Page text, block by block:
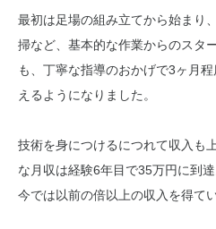
最初は足場の組み立てから始まり
掃など、基本的な作業からのスタ
も、丁寧な指導のおかげで3ヶ月
えるようになりました。
技術を身につけるにつれて収入も
な月収は経験6年目で35万円に到
今では以前の倍以上の収入を得てい